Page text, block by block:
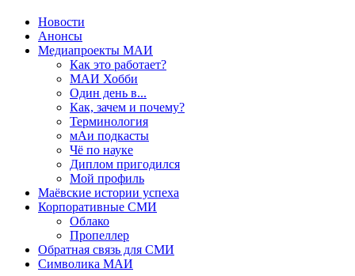
Новости
Анонсы
Медиапроекты МАИ
Как это работает?
МАИ Хобби
Один день в...
Как, зачем и почему?
Терминология
мАи подкасты
Чё по науке
Диплом пригодился
Мой профиль
Маёвские истории успеха
Корпоративные СМИ
Облако
Пропеллер
Обратная связь для СМИ
Символика МАИ